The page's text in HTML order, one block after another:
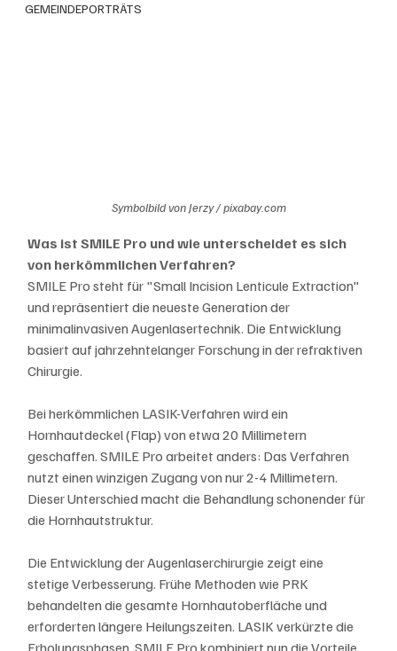
GEMEINDEPORTRÄTS
Symbolbild von Jerzy / pixabay.com
Was ist SMILE Pro und wie unterscheidet es sich
von herkömmlichen Verfahren?
SMILE Pro steht für "Small Incision Lenticule Extraction"
und repräsentiert die neueste Generation der
minimalinvasiven Augenlasertechnik. Die Entwicklung
basiert auf jahrzehntelanger Forschung in der refraktiven
Chirurgie.
Bei herkömmlichen LASIK-Verfahren wird ein
Hornhautdeckel (Flap) von etwa 20 Millimetern
geschaffen. SMILE Pro arbeitet anders: Das Verfahren
nutzt einen winzigen Zugang von nur 2-4 Millimetern.
Dieser Unterschied macht die Behandlung schonender für
die Hornhautstruktur.
Die Entwicklung der Augenlaserchirurgie zeigt eine
stetige Verbesserung. Frühe Methoden wie PRK
behandelten die gesamte Hornhautoberfläche und
erforderten längere Heilungszeiten. LASIK verkürzte die
Erholungsphasen. SMILE Pro kombiniert nun die Vorteile